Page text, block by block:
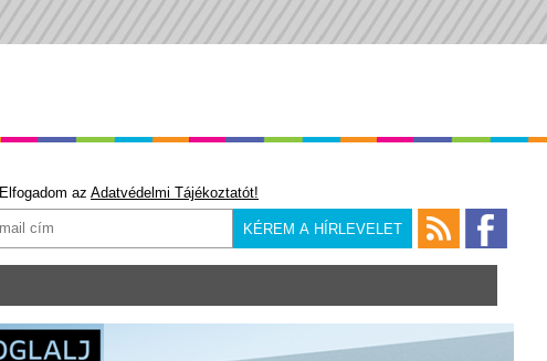
Elfogadom az Adatvédelmi Tájékoztatót!